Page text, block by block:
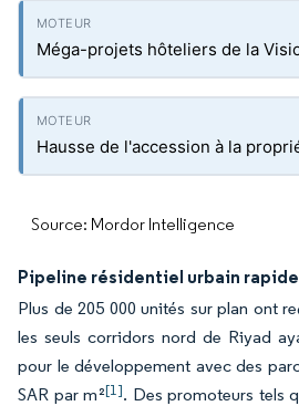
Méga-projets hôteliers de la
Hausse de l'accession à la
Source: Mordor Intelligence
Pipeline résidentiel urbain rapide
Plus de 205 000 unités sur plan ont
les seuls corridors nord de Riyad
pour le développement avec des
SAR par m²[1]. Des promoteurs tels